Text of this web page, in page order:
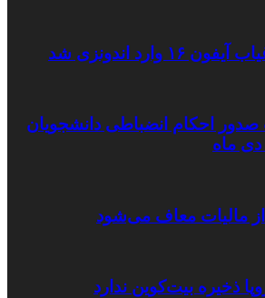
وارد اندونزی شد
احکام انضباطی دانشجویان
ماه
مالیات معاف می‌شود
ذخیره بیت‌کوین ندارد